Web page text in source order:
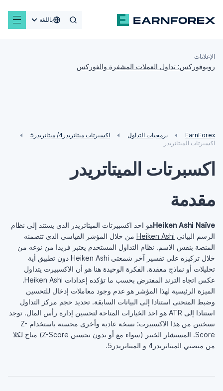
باللغة
الإعلانات
روبوفوركس: تداول العملات المشفرة والفوركس
EarnForex برمجيات التداول
اكسبرتات ميتاتريدر4/ ميتاتريدر5
اكسبرتات الميتاتريدر
اكسبرتات الميتاتريدر
مقدمة
Heiken Ashi Naïveهو احد اكسبيرتات الميتاتريدر الذي يستند إلى نظام
الرسم البياني Heiken Ashi من خلال المؤشر القياسي الذي تتضمنه
المنصة بنفس الاسم. نظام التداول المستخدم يعتبر فريدا من نوعه من
خلال تركيزه على تفسير آخر شمعتي Heiken Ashi دون تطبيق أية
تحليلات أو نماذج معقدة. الفكرة الوحيدة هنا هو أن الاكسبيرت يتداول
عكس اتجاه الترند المفترض بحسب ما تؤكده إعدادات Heiken Ashi.
الميزة الرئيسية لهذا المؤشر هو عدم وجود معاملات إدخال للتحسين
وضبط المنحنى استنادا إلى البيانات السابقة. تحديد حجم مركز التداول
استنادا إلى ATR هو احد الخيارات المتاحة لتحسين إدارة رأس المال. توجد
نسختين من هذا الاكسبيرت: نسخة عادية وأخرى محسنة باستخدام Z-
Score. المستشار الخبير (سواء مع أو بدون تحسين Z-Score) متاح لكلا
من منصتي الميتاتريدر4 و الميتاتريدر5.